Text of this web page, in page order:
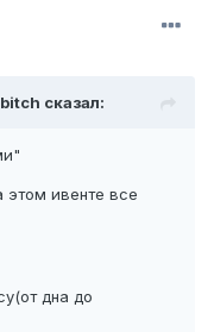
сказал:
этом ивенте все
дна до